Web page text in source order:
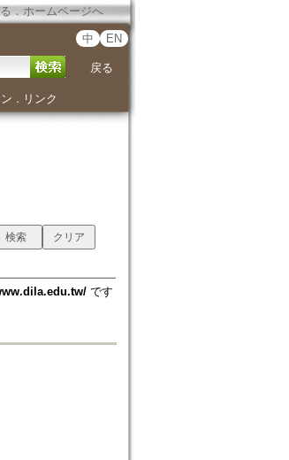
． ホームページへ
中 EN
戻る
． リンク
です